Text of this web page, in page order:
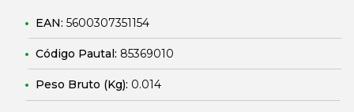
EAN: 5600307351154
Código Pautal: 85369010
Peso Bruto (Kg): 0.014